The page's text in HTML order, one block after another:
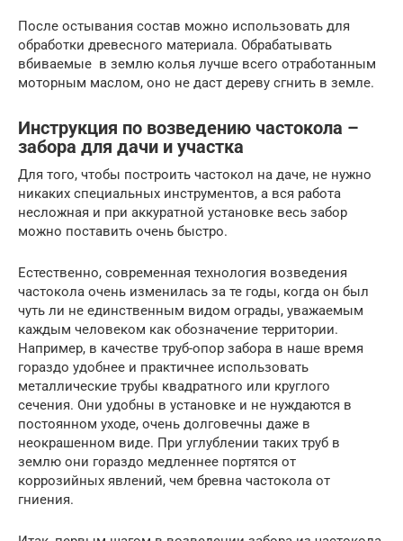
После остывания состав можно использовать для
обработки древесного материала. Обрабатывать
вбиваемые в землю колья лучше всего отработанным
моторным маслом, оно не даст дереву сгнить в земле.
Инструкция по возведению частокола –
забора для дачи и участка
Для того, чтобы построить частокол на даче, не нужно
никаких специальных инструментов, а вся работа
несложная и при аккуратной установке весь забор
можно поставить очень быстро.
Естественно, современная технология возведения
частокола очень изменилась за те годы, когда он был
чуть ли не единственным видом ограды, уважаемым
каждым человеком как обозначение территории.
Например, в качестве труб-опор забора в наше время
гораздо удобнее и практичнее использовать
металлические трубы квадратного или круглого
сечения. Они удобны в установке и не нуждаются в
постоянном уходе, очень долговечны даже в
неокрашенном виде. При углублении таких труб в
землю они гораздо медленнее портятся от
коррозийных явлений, чем бревна частокола от
гниения.